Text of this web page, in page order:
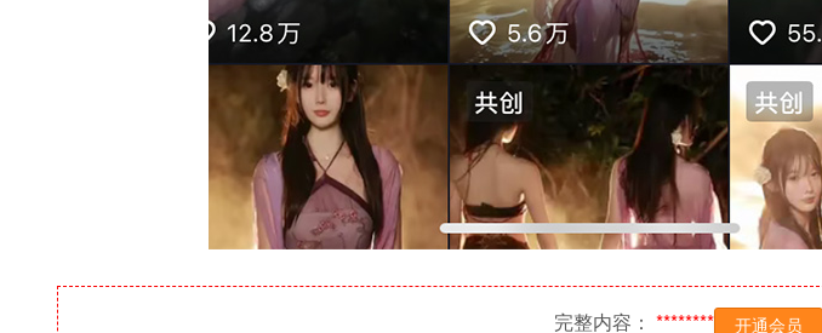
完整内容： ******** 开通会员